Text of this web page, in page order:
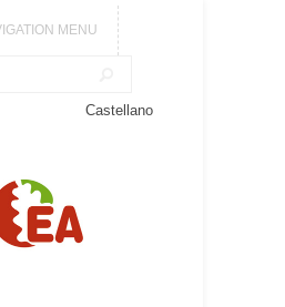
MENU
Castellano